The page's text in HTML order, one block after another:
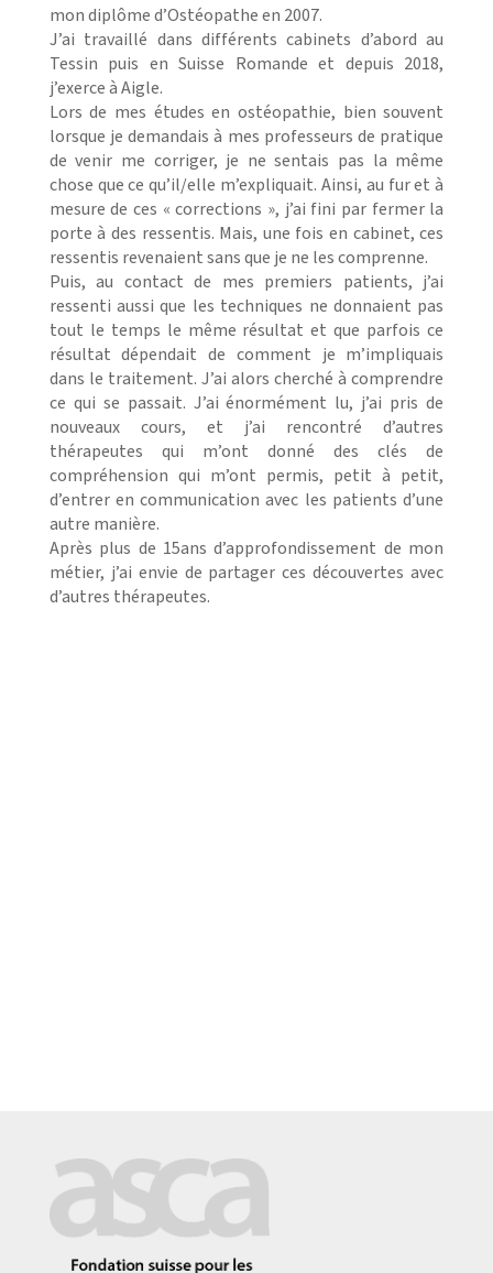
mon diplôme d’Ostéopathe en 2007.
J’ai travaillé dans différents cabinets d’abord au
Tessin puis en Suisse Romande et depuis 2018,
j’exerce à Aigle.
Lors de mes études en ostéopathie, bien souvent
lorsque je demandais à mes professeurs de pratique
de venir me corriger, je ne sentais pas la même
chose que ce qu’il/elle m’expliquait. Ainsi, au fur et à
mesure de ces « corrections », j’ai fini par fermer la
porte à des ressentis. Mais, une fois en cabinet, ces
ressentis revenaient sans que je ne les comprenne.
Puis, au contact de mes premiers patients, j’ai
ressenti aussi que les techniques ne donnaient pas
tout le temps le même résultat et que parfois ce
résultat dépendait de comment je m’impliquais
dans le traitement. J’ai alors cherché à comprendre
ce qui se passait. J’ai énormément lu, j’ai pris de
nouveaux cours, et j’ai rencontré d’autres
thérapeutes qui m’ont donné des clés de
compréhension qui m’ont permis, petit à petit,
d’entrer en communication avec les patients d’une
autre manière.
Après plus de 15ans d’approfondissement de mon
métier, j’ai envie de partager ces découvertes avec
d’autres thérapeutes.